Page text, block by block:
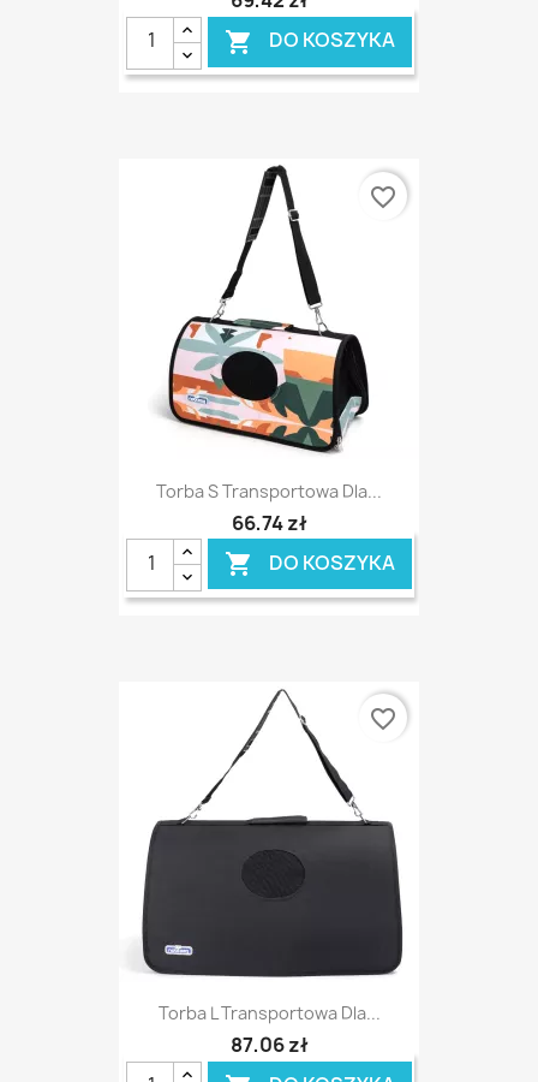
 DO KOSZYKA
Torba S Transportowa Dla...
66,74 zł
 DO KOSZYKA
favorite_border
Torba L Transportowa Dla...
87,06 zł
favorite_border